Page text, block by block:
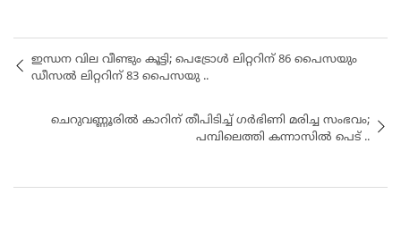
ഇന്ധന വില വീണ്ടും കൂട്ടി; പെട്രോൾ ലിറ്ററിന് 86 പൈസയും
ഡീസൽ ലിറ്ററിന് 83 പൈസയു ..
ചെറുവണ്ണൂരിൽ കാറിന് തീപിടിച്ച് ഗർഭിണി മരിച്ച സംഭവം;
പമ്പിലെത്തി കന്നാസിൽ പെട് ..